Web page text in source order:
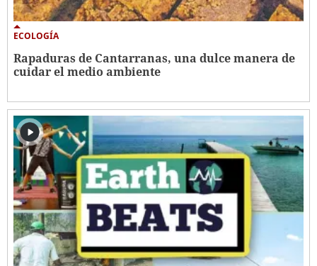
ECOLOGÍA
Rapaduras de Cantarranas, una dulce manera de
cuidar el medio ambiente